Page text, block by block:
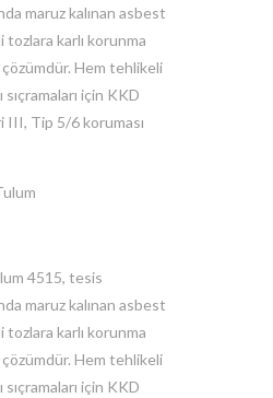
maruz kalınan asbest
karlı korunma
Hem tehlikeli
sıçramaları için KKD
Tip 5/6 koruması
4515, tesis
maruz kalınan asbest
karlı korunma
Hem tehlikeli
sıçramaları için KKD